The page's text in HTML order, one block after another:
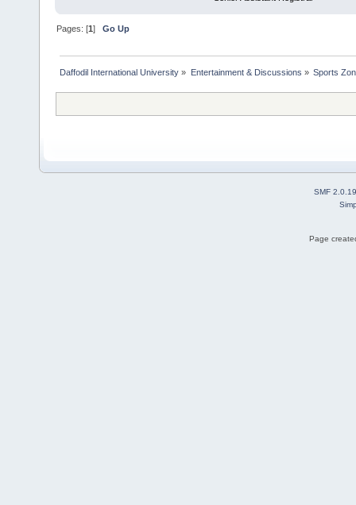
Pages: [1]Go Up
Daffodil International University » Entertainment & Discussions » Sports
SMF 2.0.19
Page